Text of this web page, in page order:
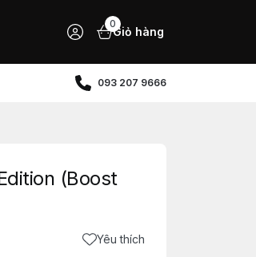
0
Giỏ hàng
093 207 9666
(Boost
Yêu thích